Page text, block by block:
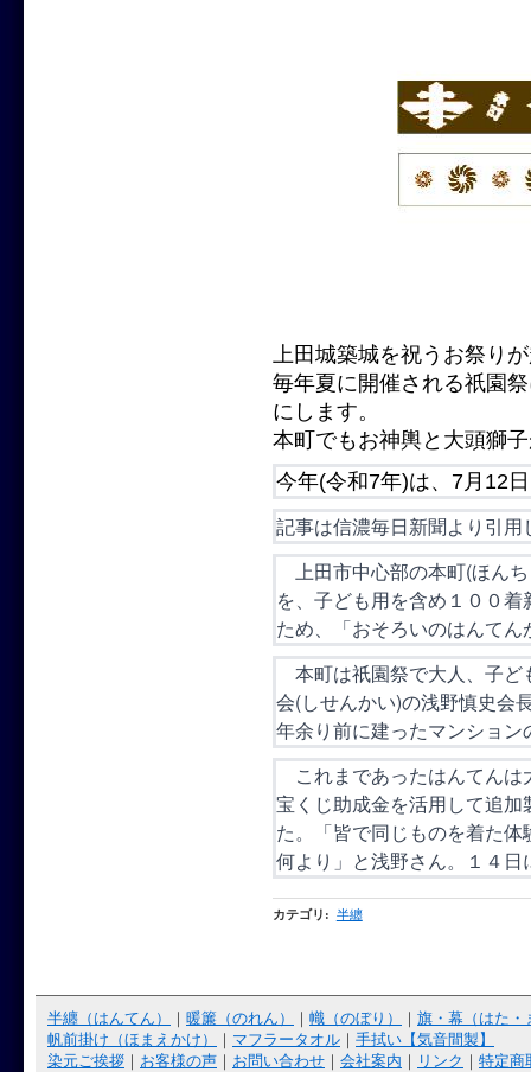
上田城築城を祝うお祭り
毎年夏に開催される祇園
にします。
本町でもお神輿と大頭獅
今年(令和7年)は、7月12
記事は信濃毎日新聞より引用
上田市中心部の本町(ほん
を、子ども用を含め１００
ため、「おそろいのはんて
本町は祇園祭で大人、子ど
会(しせんかい)の浅野慎史会
年余り前に建ったマンショ
これまであったはんてんは
宝くじ助成金を活用して追
た。「皆で同じものを着た
何より」と浅野さん。１４
カテゴリ : 半纏
半纏（はんてん） ｜ 暖簾（のれん） ｜ 幟（のぼり） ｜ 旗・幕（はた・
帆前掛け（ほまえかけ）
｜ マフラータオル ｜ 手拭い【気音間製】
染元ご挨拶 ｜ お客様の声 ｜ お問い合わせ ｜ 会社案内 ｜ リンク ｜ 特定商